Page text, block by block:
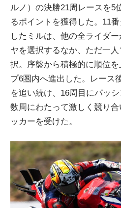
ルノ）の決勝21周レースを5
るポイントを獲得した。11
したミルは、他の全ライダ
ヤを選択するなか、ただ一
択。序盤から積極的に順位
プ6圏内へ進出した。レース
を追い続け、16周目にパッ
数周にわたって激しく競り
ッカーを受けた。